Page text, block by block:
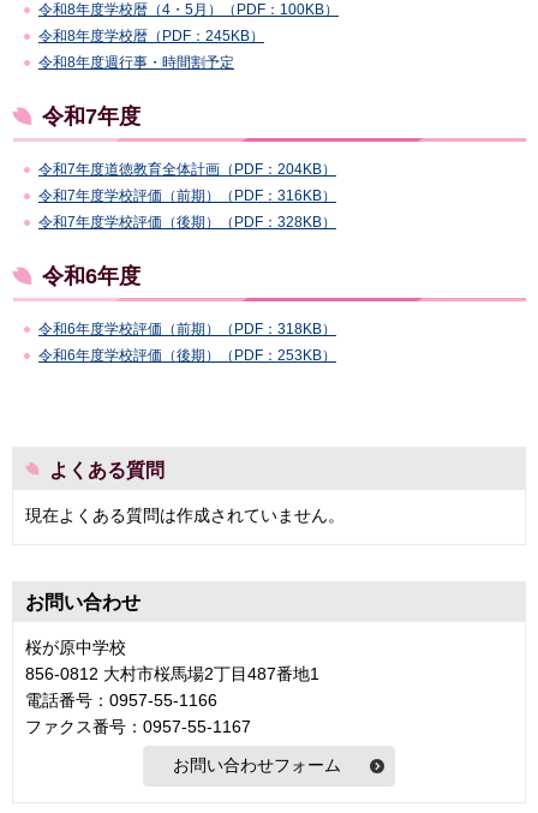
令和8年度学校暦（4・5月）（PDF：100KB）
令和8年度学校暦（PDF：245KB）
令和8年度週行事・時間割予定
令和7年度
令和7年度道徳教育全体計画（PDF：204KB）
令和7年度学校評価（前期）（PDF：316KB）
令和7年度学校評価（後期）（PDF：328KB）
令和6年度
令和6年度学校評価（前期）（PDF：318KB）
令和6年度学校評価（後期）（PDF：253KB）
よくある質問
現在よくある質問は作成されていません。
お問い合わせ
桜が原中学校
856-0812 大村市桜馬場2丁目487番地1
電話番号：0957-55-1166
ファクス番号：0957-55-1167